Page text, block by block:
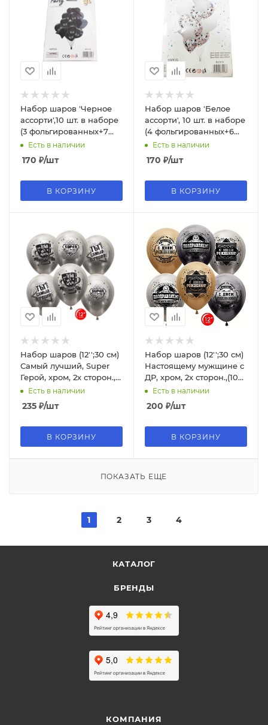
Набор шаров 'Черное
ассорти',10 шт. в наборе
(3 фольгированных+7
латексных), 910
Есть в наличии
170 ₽/шт
В КОРЗИНУ
Набор шаров 'Белое
ассорти', 10 шт. в наборе
(4 фольгированных+6
латексных
конфетти),6070
Есть в наличии
170 ₽/шт
В КОРЗИНУ
Набор шаров (12'';30 см)
Самый лучший, Super
Герой, хром, 2х сторон.,
(10 шт;уп), 812203;10
Есть в наличии
235 ₽/шт
В КОРЗИНУ
Набор шаров (12'';30 см)
Настоящему мужщине с
ДР, хром, 2х сторон.,(10
шт;уп), 812227;10
Есть в наличии
200 ₽/шт
В КОРЗИНУ
ПОКАЗАТЬ ЕЩЕ
1 2 3 4
КАТАЛОГ
БРЕНДЫ
КОМПАНИЯ